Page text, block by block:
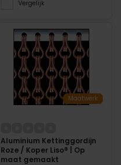
Vergelijk
Maatwerk
Aluminium Kettinggordijn
Roze / Koper Liso® | Op
maat gemaakt